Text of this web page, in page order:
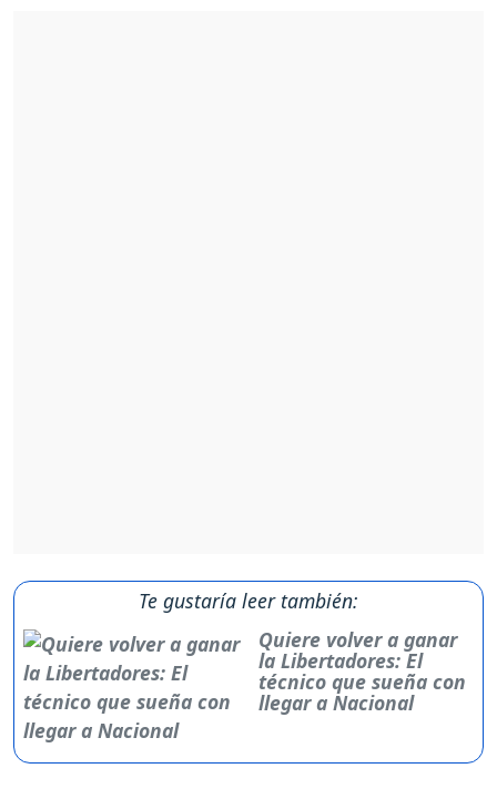
Te gustaría leer también:
Quiere volver a ganar
la Libertadores: El
técnico que sueña con
llegar a Nacional